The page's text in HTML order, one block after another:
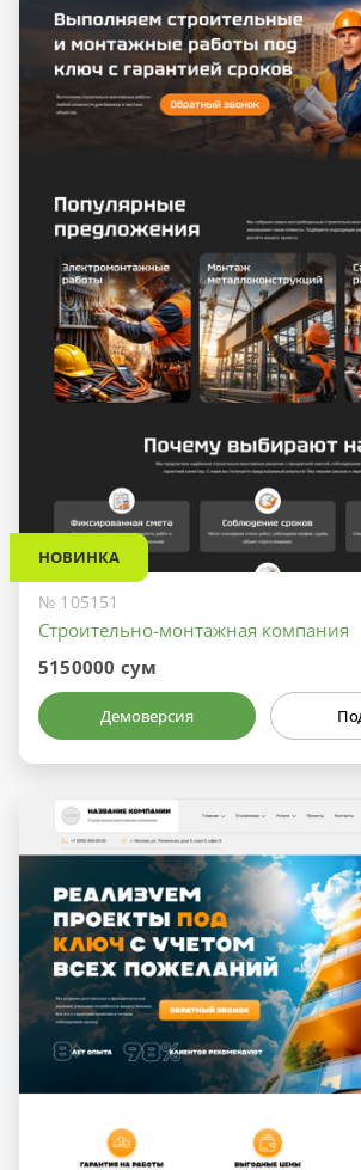
НОВИНКА
№ 105151
Строительно-монтажная компания
5150000 сум
Демоверсия